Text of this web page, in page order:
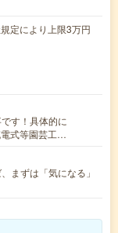
定により上限3万円
す！具体的に
式等園芸工…
まずは「気になる」